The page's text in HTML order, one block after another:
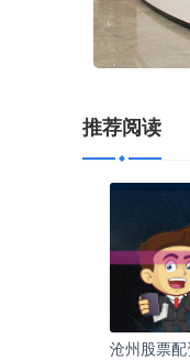
推荐阅读
沧州股票